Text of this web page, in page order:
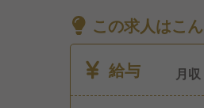
この求人はこ
給与
月収